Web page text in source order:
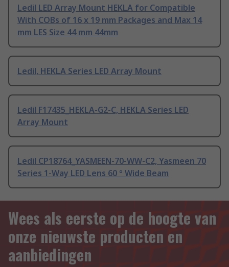
Ledil LED Array Mount HEKLA for Compatible
With COBs of 16 x 19 mm Packages and Max 14
mm LES Size 44 mm 44mm
Ledil, HEKLA Series LED Array Mount
Ledil F17435_HEKLA-G2-C, HEKLA Series LED
Array Mount
Ledil CP18764_YASMEEN-70-WW-C2, Yasmeen 70
Series 1-Way LED Lens 60 ° Wide Beam
Wees als eerste op de hoogte van
onze nieuwste producten en
aanbiedingen